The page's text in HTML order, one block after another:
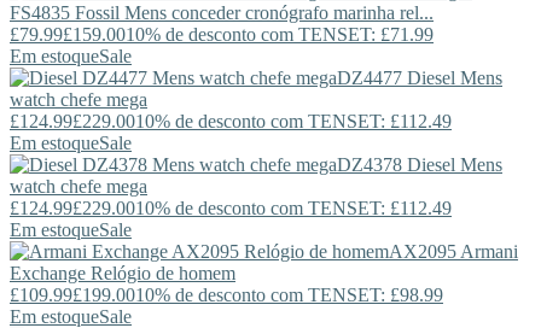
FS4835 Fossil Mens conceder cronógrafo marinha rel...
£79.99£159.0010% de desconto com TENSET: £71.99
Em estoqueSale
DZ4477 Diesel Mens
watch chefe mega
£124.99£229.0010% de desconto com TENSET: £112.49
Em estoqueSale
DZ4378 Diesel Mens
watch chefe mega
£124.99£229.0010% de desconto com TENSET: £112.49
Em estoqueSale
AX2095 Armani
Exchange Relógio de homem
£109.99£199.0010% de desconto com TENSET: £98.99
Em estoqueSale